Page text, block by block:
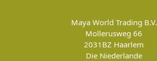
Maya World Trading B.V.
Mollerusweg 66
2031BZ Haarlem
Die Niederlande